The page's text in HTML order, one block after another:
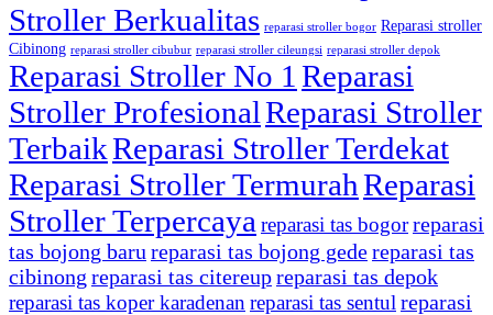
Stroller Berkualitas reparasi stroller bogor Reparasi stroller
Cibinong reparasi stroller cibubur reparasi stroller cileungsi reparasi stroller depok
Reparasi Stroller No 1 Reparasi
Stroller ProfesionalReparasi Stroller
TerbaikReparasi Stroller Terdekat
Reparasi Stroller TermurahReparasi
Stroller Terpercaya reparasi tas bogorreparasi
tas bojong baru reparasi tas bojong gedereparasi tas
cibinong reparasi tas citereupreparasi tas depok
reparasi tas koper karadenan reparasi tas sentul reparasi